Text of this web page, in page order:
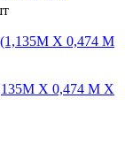
Х 0,474 М Х